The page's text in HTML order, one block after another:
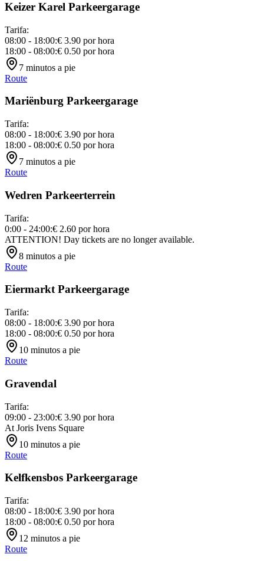
Keizer Karel Parkeergarage
Tarifa:
08:00 - 18:00:€ 3.90 por hora
18:00 - 08:00:€ 0.50 por hora
7 minutos a pie
Route
Mariënburg Parkeergarage
Tarifa:
08:00 - 18:00:€ 3.90 por hora
18:00 - 08:00:€ 0.50 por hora
7 minutos a pie
Route
Wedren Parkeerterrein
Tarifa:
0:00 - 24:00:€ 2.60 por hora
ATTENTION! Day tickets are no longer available.
8 minutos a pie
Route
Eiermarkt Parkeergarage
Tarifa:
08:00 - 18:00:€ 3.90 por hora
18:00 - 08:00:€ 0.50 por hora
10 minutos a pie
Route
Gravendal
Tarifa:
09:00 - 23:00:€ 3.90 por hora
At Joris Ivens Square
10 minutos a pie
Route
Kelfkensbos Parkeergarage
Tarifa:
08:00 - 18:00:€ 3.90 por hora
18:00 - 08:00:€ 0.50 por hora
12 minutos a pie
Route